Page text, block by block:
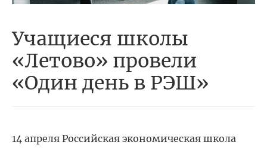
Учащиеся школы
«Летово» провели
«Один день в РЭШ»
14 апреля Российская экономическая школа